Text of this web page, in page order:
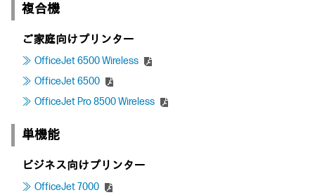
複合機
ご家庭向けプリンター
OfficeJet 6500 Wireless
OfficeJet 6500
OfficeJet Pro 8500 Wireless
単機能
ビジネス向けプリンター
OfficeJet 7000